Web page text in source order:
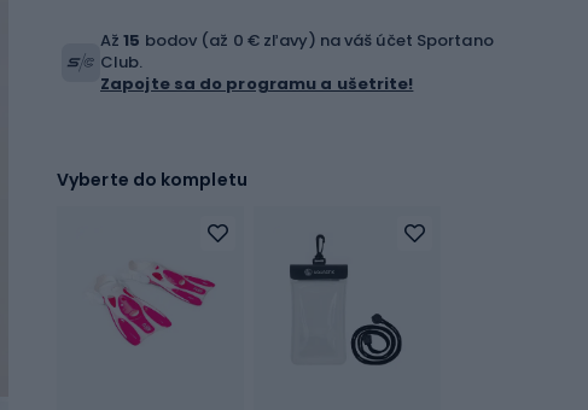
Až15 bodov (až 0 € zľavy) na váš účet Sportano
Club.
Zapojte sa do programu a ušetrite!
Vyberte do kompletu